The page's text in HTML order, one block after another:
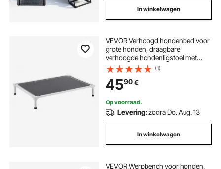
In winkelwagen
VEVOR Verhoogd hondenbed voor
grote honden, draagbare
verhoogde hondenligstoel met
aluminium buisframe en ademend
Teslin-gaas, verkoelend
hondenbed voor binnen/buiten,
maat L, grijs
(1)
4590€
Op voorraad.
Levering:zodra Do. Aug. 13
In winkelwagen
VEVOR Werpbench voor honden,